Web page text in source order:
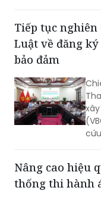
Tiếp tục
Luật về đăng
bảo đảm
Nâng cao hiệu
thống thi hành